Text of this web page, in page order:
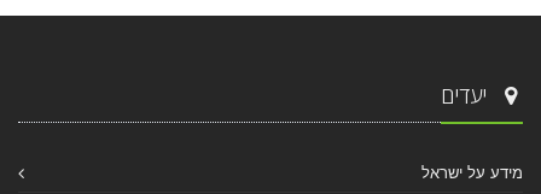
יעדים
מידע על ישראל